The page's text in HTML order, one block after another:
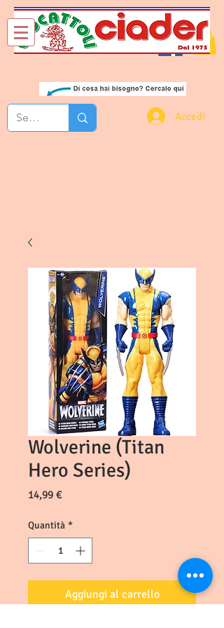
Chi Siamo Contatti
Accedi
Wolverine (Titan
Hero Series)
14,99 €Prezzo
Quantità *
Aggiungi al carrello